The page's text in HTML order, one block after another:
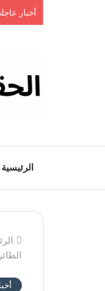
أخبار
الرئيسية